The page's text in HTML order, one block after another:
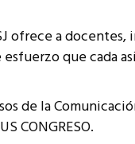
ofrece a
que cada
de la
CONGRESO.